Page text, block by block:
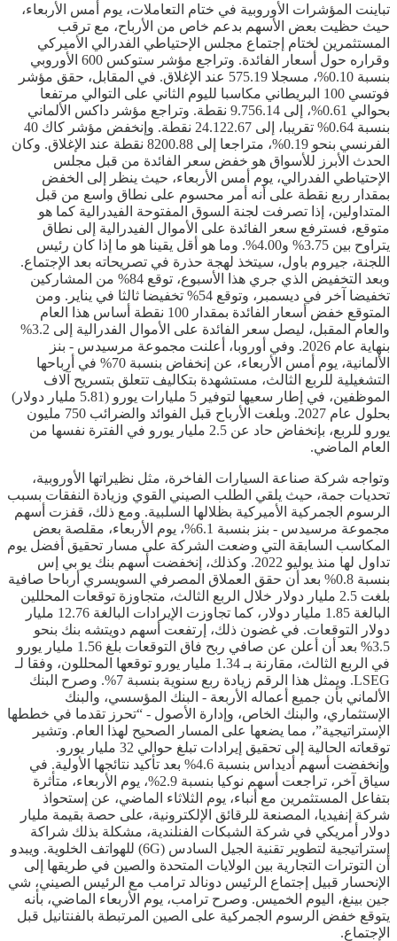
تباينت المؤشرات الأوروبية في ختام التعاملات، يوم أمس الأربعاء،
حيث حظيت بعض الأسهم بدعم خاص من الأرباح، مع ترقب
المستثمرين لختام إجتماع مجلس الإحتياطي الفدرالي الأميركي
وقراره حول أسعار الفائدة. وتراجع مؤشر ستوكس 600 الأوروبي
بنسبة 0.10%، مسجلا 575.19 عند الإغلاق. في المقابل، حقق مؤشر
فوتسي 100 البريطاني مكاسبا لليوم الثاني على التوالي مرتفعا
بحوالي 0.61%، إلى 9.756.14 نقطة. وتراجع مؤشر داكس الألماني
بنسبة 0.64% تقريبا، إلى 24.122.67 نقطة. وإنخفض مؤشر كاك 40
الفرنسي بنحو 0.19%، متراجعا إلى 8200.88 نقطة عند الإغلاق. وكان
الحدث الأبرز للأسواق هو خفض سعر الفائدة من قبل مجلس
الإحتياطي الفدرالي، يوم أمس الأربعاء، حيث ينظر إلى الخفض
بمقدار ربع نقطة على أنه أمر محسوم على نطاق واسع من قبل
المتداولين، إذا تصرفت لجنة السوق المفتوحة الفيدرالية كما هو
متوقع، فسترفع سعر الفائدة على الأموال الفيدرالية إلى نطاق
يتراوح بين 3.75% و4.00%. وما هو أقل يقينا هو ما إذا كان رئيس
اللجنة، جيروم باول، سيتخذ لهجة حذرة في تصريحاته بعد الإجتماع.
وبعد التخفيض الذي جري هذا الأسبوع، توقع 84% من المشاركين
تخفيضا آخر في ديسمبر، وتوقع 54% تخفيضا ثالثا في يناير. ومن
المتوقع خفض أسعار الفائدة بمقدار 100 نقطة أساس هذا العام
والعام المقبل، ليصل سعر الفائدة على الأموال الفدرالية إلى 3.2%
بنهاية عام 2026. وفي أوروبا، أعلنت مجموعة مرسيدس - بنز
الألمانية، يوم أمس الأربعاء، عن إنخفاض بنسبة 70% في أرباحها
التشغيلية للربع الثالث، مستشهدة بتكاليف تتعلق بتسريح آلاف
الموظفين، في إطار سعيها لتوفير 5 مليارات يورو (5.81 مليار دولار)
بحلول عام 2027. وبلغت الأرباح قبل الفوائد والضرائب 750 مليون
يورو للربع، بإنخفاض حاد عن 2.5 مليار يورو في الفترة نفسها من
العام الماضي.
وتواجه شركة صناعة السيارات الفاخرة، مثل نظيراتها الأوروبية،
تحديات جمة، حيث يلقي الطلب الصيني القوي وزيادة النفقات بسبب
الرسوم الجمركية الأميركية بظلالها السلبية. ومع ذلك، قفزت أسهم
مجموعة مرسيدس - بنز بنسبة 6.1%، يوم الأربعاء، مقلصة بعض
المكاسب السابقة التي وضعت الشركة على مسار تحقيق أفضل يوم
تداول لها منذ يوليو 2022. وكذلك، إنخفضت أسهم بنك يو بي إس
بنسبة 0.8% بعد أن حقق العملاق المصرفي السويسري أرباحا صافية
بلغت 2.5 مليار دولار خلال الربع الثالث، متجاوزة توقعات المحللين
البالغة 1.85 مليار دولار، كما تجاوزت الإيرادات البالغة 12.76 مليار
دولار التوقعات. في غضون ذلك، إرتفعت أسهم دويتشه بنك بنحو
3.5% بعد أن أعلن عن صافي ربح فاق التوقعات بلغ 1.56 مليار يورو
في الربع الثالث، مقارنة بـ 1.34 مليار يورو توقعها المحللون، وفقا لـ
LSEG. ويمثل هذا الرقم زيادة ربع سنوية بنسبة 7%. وصرح البنك
الألماني بأن جميع أعماله الأربعة - البنك المؤسسي، والبنك
الإستثماري، والبنك الخاص، وإدارة الأصول - “تحرز تقدما في خططها
الإستراتيجية”، مما يضعها على المسار الصحيح لهذا العام. وتشير
توقعاته الحالية إلى تحقيق إيرادات تبلغ حوالي 32 مليار يورو.
وإنخفضت أسهم أديداس بنسبة 4.6% بعد تأكيد نتائجها الأولية. في
سياق آخر، تراجعت أسهم نوكيا بنسبة 2.9%، يوم الأربعاء، متأثرة
بتفاعل المستثمرين مع أنباء، يوم الثلاثاء الماضي، عن إستحواذ
شركة إنفيديا، المصنعة للرقائق الإلكترونية، على حصة بقيمة مليار
دولار أمريكي في شركة الشبكات الفنلندية، مشكلة بذلك شراكة
إستراتيجية لتطوير تقنية الجيل السادس (6G) للهواتف الخلوية. ويبدو
أن التوترات التجارية بين الولايات المتحدة والصين في طريقها إلى
الإنحسار قبيل إجتماع الرئيس دونالد ترامب مع الرئيس الصيني، شي
جين بينغ، اليوم الخميس. وصرح ترامب، يوم الأربعاء الماضي، بأنه
يتوقع خفض الرسوم الجمركية على الصين المرتبطة بالفنتانيل قبل
الإجتماع.